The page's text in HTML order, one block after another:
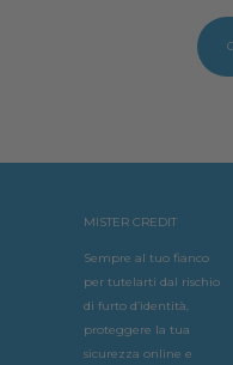
MISTER CREDIT
Sempre al tuo fianco
per tutelarti dal rischio
di furto d’identità,
proteggere la tua
sicurezza online e